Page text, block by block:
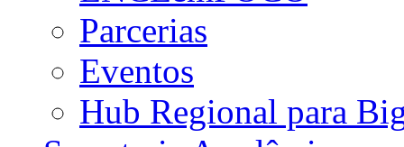
Parcerias
Eventos
Hub Regional para